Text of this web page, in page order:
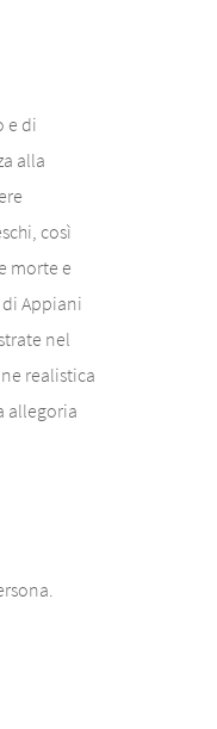
e di
alla
così
morte e
Appiani
nel
realistica
allegoria